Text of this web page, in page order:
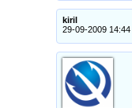
kiril
29-09-2009 14:44